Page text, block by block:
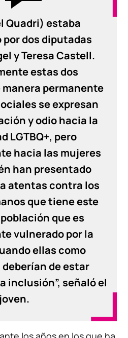
Quadri) estaba
dos diputadas
y Teresa Castell.
estas dos
permanente
se expresan
y odio hacia la
LGTBQ+, pero
hacia las mujeres
han presentado
atentas contra los
que tiene este
que es
vulnerado por la
ellas como
de estar
inclusión”, señaló el
joven.